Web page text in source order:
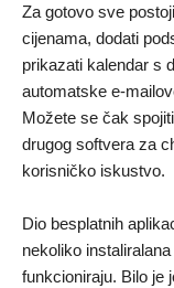
Za gotovo sve
cijenama, dodati
prikazati kalendar s
automatske e-
Možete se čak
drugog softvera za
korisničko iskustvo.
Dio besplatnih
nekoliko
funkcioniraju. Bilo je